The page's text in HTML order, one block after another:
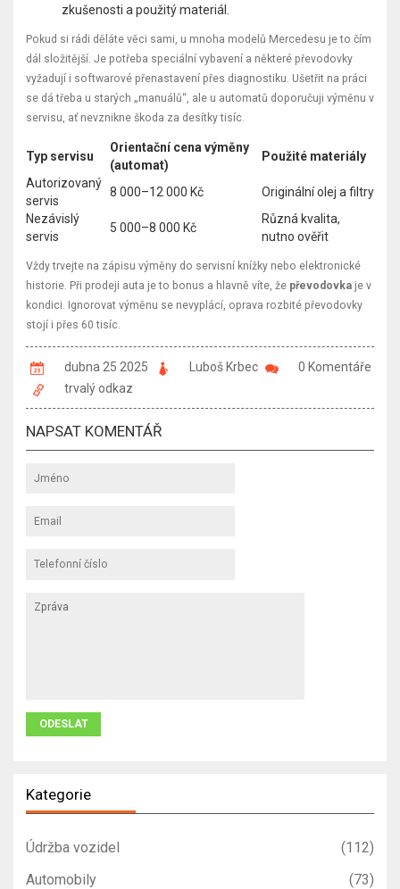
zkušenosti a použitý materiál.
Pokud si rádi děláte věci sami, u mnoha modelů Mercedesu je to čím
dál složitější. Je potřeba speciální vybavení a některé převodovky
vyžadují i softwarové přenastavení přes diagnostiku. Ušetřit na práci
se dá třeba u starých „manuálů“, ale u automatů doporučuji výměnu v
servisu, ať nevznikne škoda za desítky tisíc.
Typ servisu
Orientační cena výměny
(automat)
Použité materiály
Autorizovaný
servis
8 000–12 000 Kč
Originální olej a filtry
Nezávislý
servis
5 000–8 000 Kč
Různá kvalita,
nutno ověřit
Vždy trvejte na zápisu výměny do servisní knížky nebo elektronické
historie. Při prodeji auta je to bonus a hlavně víte, že převodovka je v
kondici. Ignorovat výměnu se nevyplácí, oprava rozbité převodovky
stojí i přes 60 tisíc.
dubna 25 2025 Luboš Krbec
0 Komentáře
trvalý odkaz
NAPSAT KOMENTÁŘ
Kategorie
Údržba vozidel
(112)
Automobily
(73)